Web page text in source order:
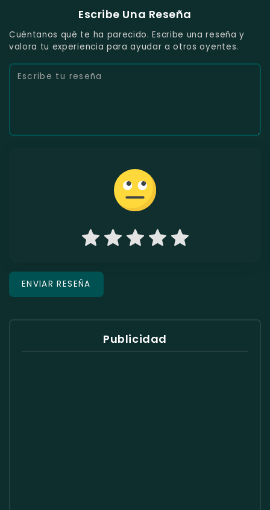
Escribe Una Reseña
Cuéntanos qué te ha parecido. Escribe una reseña y
valora tu experiencia para ayudar a otros oyentes.
Publicidad